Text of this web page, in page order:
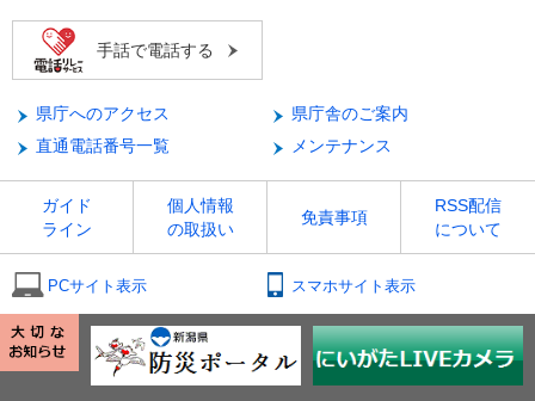
手話で電話する
県庁へのアクセス
県庁舎のご案内
直通電話番号一覧
メンテナンス
ガイド
ライン
個人情報
の取扱い
免責事項
RSS配信
について
PCサイト表示 スマホサイト表示